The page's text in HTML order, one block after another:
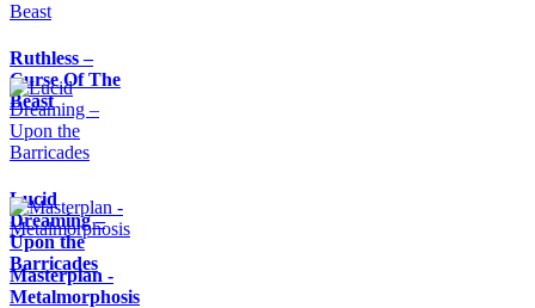
Ruthless –
Curse Of The
Beast
Lucid
Dreaming –
Upon the
Barricades
Masterplan -
Metalmorphosis